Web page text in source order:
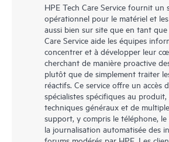
HPE Tech Care Service fournit un
opérationnel pour le matériel et
aussi bien sur site que en tant que
Care Service aide les équipes
concentrer et à développer leur
cherchant de manière proactive
plutôt que de simplement traiter
réactifs. Ce service offre un accès
spécialistes spécifiques au produit,
techniques généraux et de
support, y compris le téléphone,
la journalisation automatisée des